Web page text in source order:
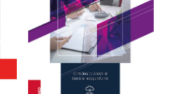
El ABC para
administar una
empresa-IMCP
20231011
$498.00